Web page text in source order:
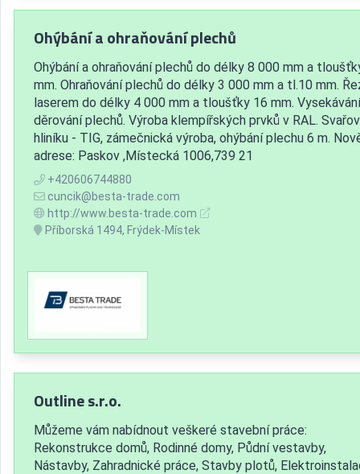
Ohýbání a ohraňování plechů
Ohýbání a ohraňování plechů do délky 8 000 mm a
mm. Ohraňování plechů do délky 3 000 mm a tl.10 mm.
laserem do délky 4 000 mm a tloušťky 16 mm.
děrování plechů. Výroba klempířských prvků v RAL.
hliníku - TIG, zámečnická výroba, ohýbání plechu 6 m.
adrese: Paskov ,Místecká 1006,739 21
+420606744880
cuncik@besta-trade.com
http://www.besta-trade.com
Příborská 1494, Frýdek-Místek
Outline s.r.o.
Můžeme vám nabídnout veškeré stavební práce:
Rekonstrukce domů, Rodinné domy, Půdní vestavby,
Nástavby, Zahradnické práce, Stavby plotů,